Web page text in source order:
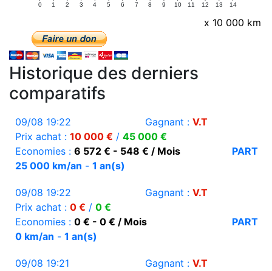
0 1 2 3 4 5 6 7 8 9 10 11 12 13 14
x 10 000 km
Historique des derniers
comparatifs
09/08 19:22 Gagnant : V.T
Prix achat : 10 000 € / 45 000 €
Economies : 6 572 € - 548 € / Mois
PART
25 000 km/an - 1 an(s)
09/08 19:22 Gagnant : V.T
Prix achat : 0 € / 0 €
Economies : 0 € - 0 € / Mois
PART
0 km/an - 1 an(s)
09/08 19:21 Gagnant : V.T